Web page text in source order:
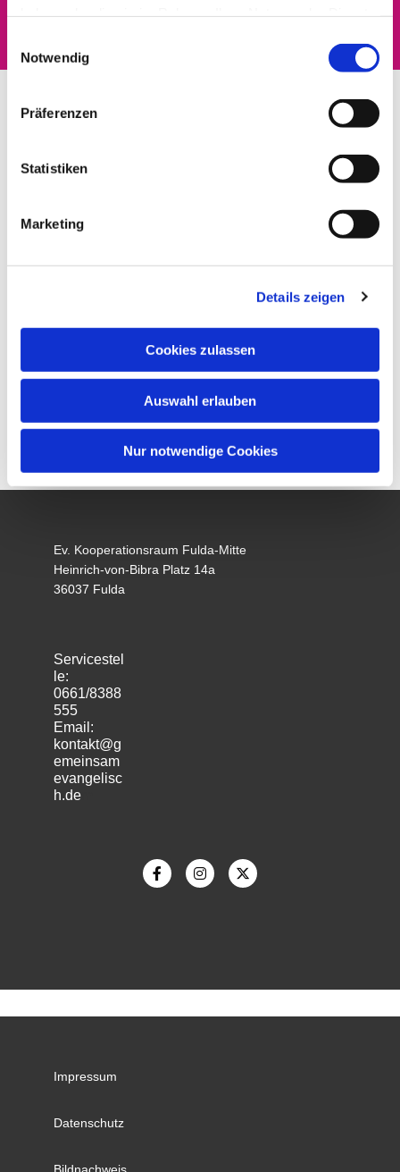
Notwendig
Präferenzen
Statistiken
Marketing
Details zeigen
Cookies zulassen
Auswahl erlauben
Nur notwendige Cookies
Ev. Kooperationsraum Fulda-Mitte
Heinrich-von-Bibra Platz 14a
36037 Fulda
Servicestel
le:
0661/8388
555
Email:
kontakt@g
emeinsam
evangelisc
h.de
Impressum
Datenschutz